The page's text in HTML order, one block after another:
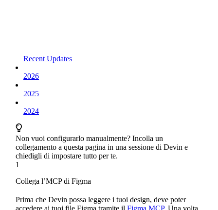
Recent Updates
2026
2025
2024
Non vuoi configurarlo manualmente? Incolla un
collegamento a questa pagina in una sessione di Devin e
chiedigli di impostare tutto per te.
1
Collega l’MCP di Figma
Prima che Devin possa leggere i tuoi design, deve poter